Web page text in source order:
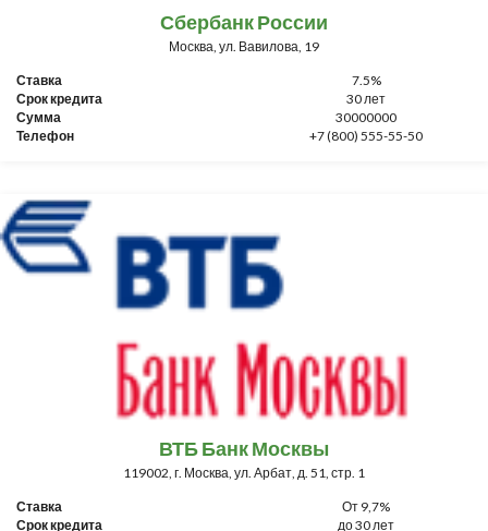
Сбербанк России
Москва, ул. Вавилова, 19
Ставка
7.5%
Срок кредита
30 лет
Сумма
30000000
Телефон
+7 (800) 555-55-50
ВТБ Банк Москвы
119002, г. Москва, ул. Арбат, д. 51, стр. 1
Ставка
От 9,7%
Срок кредита
до 30 лет